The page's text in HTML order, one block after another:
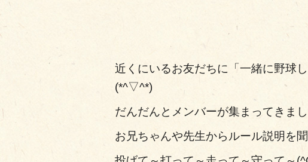
近くにいるお友だちに「一緒に野球
(*^▽^*)
だんだんとメンバーが集まってきま
お兄ちゃんや先生からルール説明を